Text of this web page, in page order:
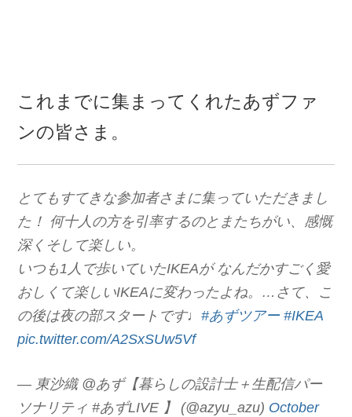
これまでに集まってくれたあずファ
ンの皆さま。
とてもすてきな参加者さまに集っていただきまし
た！ 何十人の方を引率するのとまたちがい、感慨
深くそして楽しい。
いつも1人で歩いていたIKEAが なんだかすごく愛
おしくて楽しいIKEAに変わったよね。…さて、こ
の後は夜の部スタートです♩#あずツアー #IKEA
pic.twitter.com/A2SxSUw5Vf
— 東沙織 @あず【暮らしの設計士＋生配信パー
ソナリティ #あずLIVE 】 (@azyu_azu) October